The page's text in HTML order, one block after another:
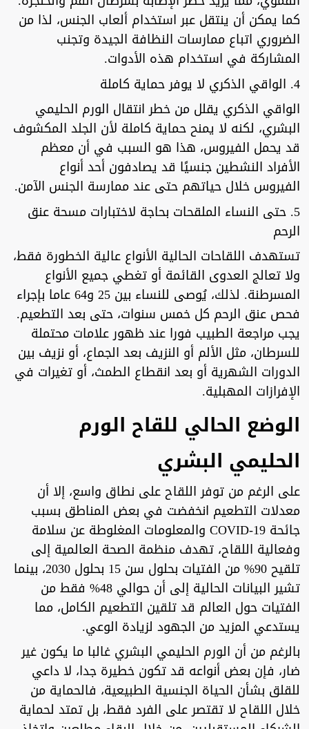
كما يمكن أن ينتقل عبر استخدام ألعاب الجنس، لذا من
الضروري اتباع ممارسات النظافة الجيدة وتجنب
المشاركة في استخدام هذه الأدوات.
4. الواقي الذكري لا يوفر حماية كاملة
الواقي الذكري يقلل من خطر انتقال الورم الحليمي
البشري، لكنه لا يمنح حماية كاملة لأن الجلد المكشوف
قد يحمل الفيروس، هذا هو السبب في أن معظم
الأفراد النشطين جنسيًا قد يصادفون أحد أنواع
الفيروس خلال حياتهم حتى عند ممارسة الجنس الآمن.
5. حتى النساء الملقحات بحاجة لاختبارات مسحة عنق
الرحم
تستهدف اللقاحات الحالية الأنواع عالية الخطورة فقط،
ولا تعالج العدوى القائمة أو تغطي جميع الأنواع
المسرطنة. لذلك، يُوصى للنساء بين 25 و64 عاما بإجراء
فحص عنق الرحم كل خمس سنوات، حتى بعد التطعيم.
يجب مراجعة الطبيب فورا عند ظهور علامات محتملة
للسرطان، مثل الألم أو النزيف بعد الجماع، أو نزيف بين
الدورات الشهرية أو بعد انقطاع الطمث، أو تغيرات في
الإفرازات المهبلية.
الوضع الحالي للقاح الورم
الحليمي البشري
على الرغم من توفر اللقاح على نطاق واسع، إلا أن
معدلات التطعيم انخفضت في بعض المناطق بسبب
جائحة COVID-19 والمعلومات المغلوطة عن سلامة
وفعالية اللقاح، تهدف منظمة الصحة العالمية إلى
تلقيح 90% من الفتيات بحلول سن 15 بحلول 2030، بينما
تشير البيانات الحالية إلى أن حوالي 48% فقط من
الفتيات حول العالم قد تلقين التطعيم الكامل، مما
يستدعي المزيد من الجهود لزيادة الوعي.
بالرغم من أن الورم الحليمي البشري غالبا ما يكون غير
ضار، فإن بعض أنواعه قد تكون خطيرة جدا، لا داعي
للقلق بشأن الحياة الجنسية الطبيعية، فالحماية من
خلال اللقاح لا تقتصر على الفرد فقط، بل تمتد لحماية